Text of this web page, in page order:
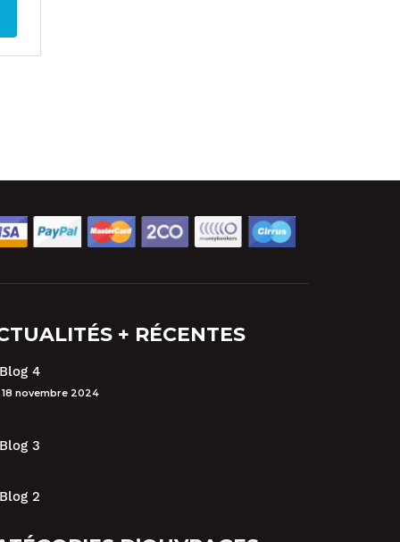
+ RÉCENTES
Blog 4
18 novembre 2024
Blog 3
Blog 2